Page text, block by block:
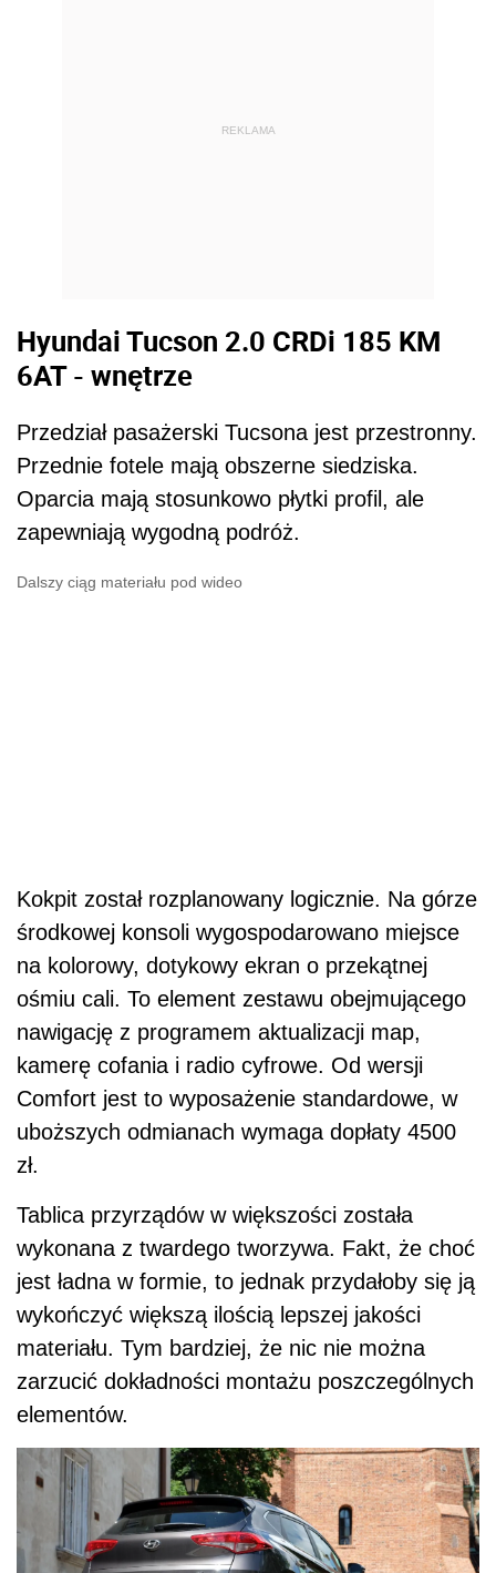
REKLAMA
Hyundai Tucson 2.0 CRDi 185 KM
6AT - wnętrze
Przedział pasażerski Tucsona jest przestronny.
Przednie fotele mają obszerne siedziska.
Oparcia mają stosunkowo płytki profil, ale
zapewniają wygodną podróż.
Dalszy ciąg materiału pod wideo
Kokpit został rozplanowany logicznie. Na górze
środkowej konsoli wygospodarowano miejsce
na kolorowy, dotykowy ekran o przekątnej
ośmiu cali. To element zestawu obejmującego
nawigację z programem aktualizacji map,
kamerę cofania i radio cyfrowe. Od wersji
Comfort jest to wyposażenie standardowe, w
uboższych odmianach wymaga dopłaty 4500
zł.
Tablica przyrządów w większości została
wykonana z twardego tworzywa. Fakt, że choć
jest ładna w formie, to jednak przydałoby się ją
wykończyć większą ilością lepszej jakości
materiału. Tym bardziej, że nic nie można
zarzucić dokładności montażu poszczególnych
elementów.